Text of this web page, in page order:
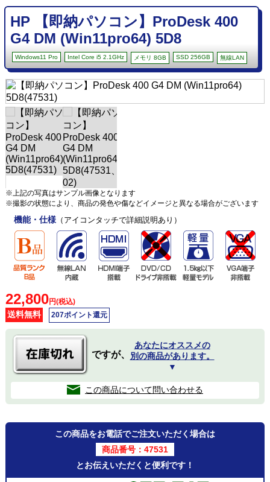
HP 【即納パソコン】ProDesk 400
G4 DM (Win11pro64) 5D8
Windows11 Pro Intel Core i5 2.1GHz メモリ 8GB SSD 256GB 無線LAN
※上記の写真はサンプル画像となります
※撮影の状態により、商品の発色や傷などイメージと異なる場合がございます
機能・仕様（アイコンタッチで詳細説明あり）
22,800円(税込)
送料無料 207ポイント還元
ですが、
あなたにオススメの
別の商品があります。
▼
この商品について問い合わせる
この商品をお電話でご注文いただく場合は
商品番号：47531
とお伝えいただくと便利です！